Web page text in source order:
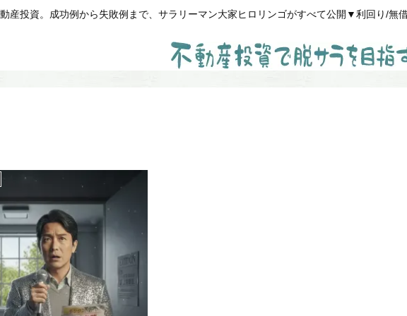
産投資。成功例から失敗例まで、サラリーマン大家ヒロリンゴがすべて公開▼利回り/無